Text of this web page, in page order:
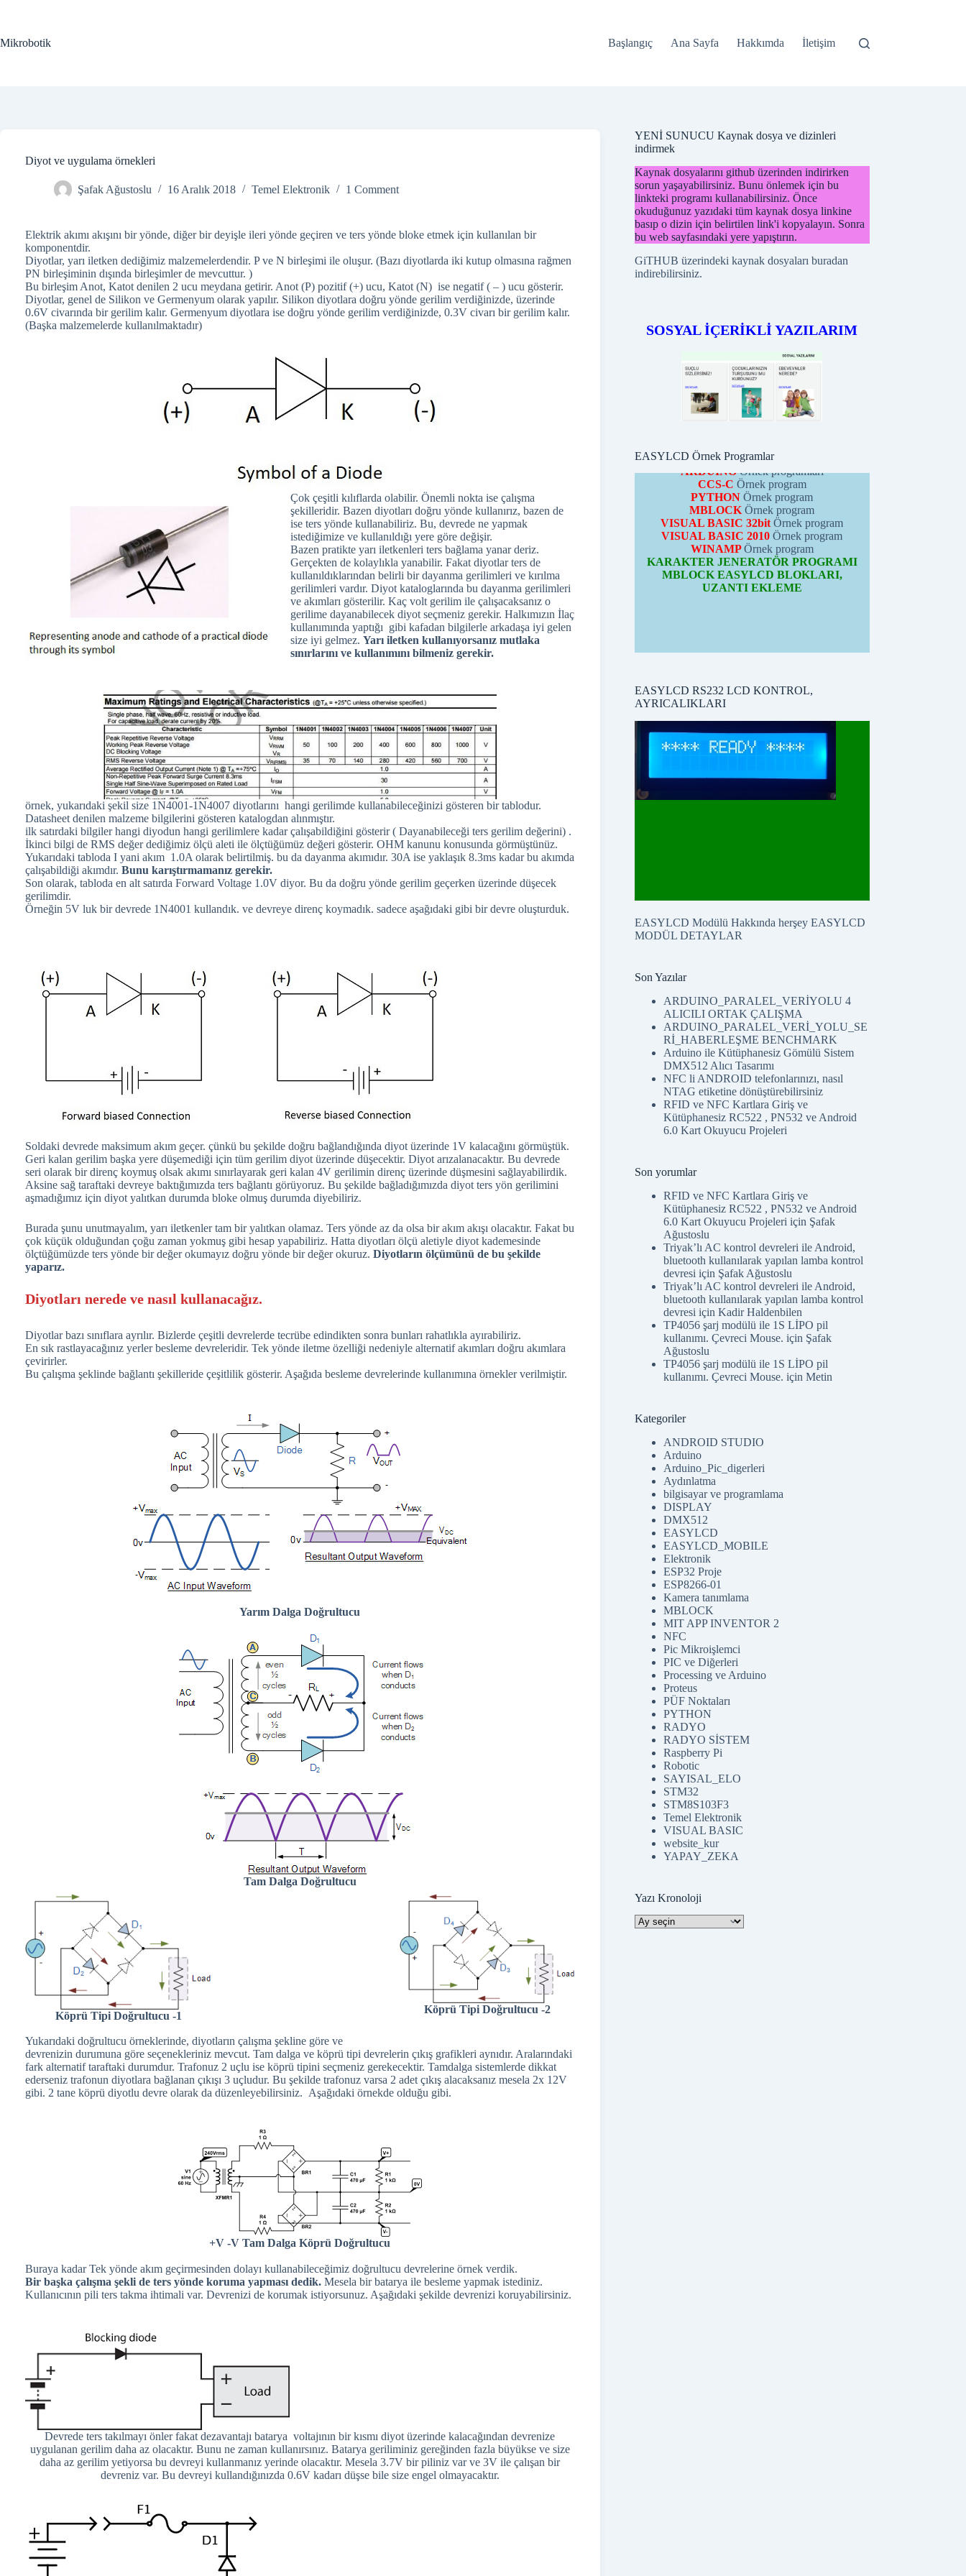
Mikrobotik
Başlangıç Ana Sayfa Hakkımda İletişim
Diyot ve uygulama örnekleri
Şafak Ağustoslu 16 Aralık 2018 Temel Elektronik 1 Comment
Elektrik akımı akışını bir yönde, diğer bir deyişle ileri yönde geçiren ve ters yönde bloke etmek için kullanılan bir
komponentdir.
Diyotlar, yarı iletken dediğimiz malzemelerdendir. P ve N birleşimi ile oluşur. (Bazı diyotlarda iki kutup olmasına rağmen
PN birleşiminin dışında birleşimler de mevcuttur. )
Bu birleşim Anot, Katot denilen 2 ucu meydana getirir. Anot (P) pozitif (+) ucu, Katot (N) ise negatif ( – ) ucu gösterir.
Diyotlar, genel de Silikon ve Germenyum olarak yapılır. Silikon diyotlara doğru yönde gerilim verdiğinizde, üzerinde
0.6V civarında bir gerilim kalır. Germenyum diyotlara ise doğru yönde gerilim verdiğinizde, 0.3V civarı bir gerilim kalır.
(Başka malzemelerde kullanılmaktadır)
Çok çeşitli kılıflarda olabilir. Önemli nokta ise çalışma
şekilleridir. Bazen diyotları doğru yönde kullanırız, bazen de
ise ters yönde kullanabiliriz. Bu, devrede ne yapmak
istediğimize ve kullanıldığı yere göre değişir.
Bazen pratikte yarı iletkenleri ters bağlama yanar deriz.
Gerçekten de kolaylıkla yanabilir. Fakat diyotlar ters de
kullanıldıklarından belirli bir dayanma gerilimleri ve kırılma
gerilimleri vardır. Diyot kataloglarında bu dayanma gerilimleri
ve akımları gösterilir. Kaç volt gerilim ile çalışacaksanız o
gerilime dayanabilecek diyot seçmeniz gerekir. Halkımızın İlaç
kullanımında yaptığı gibi kafadan bilgilerle arkadaşa iyi gelen
size iyi gelmez. Yarı iletken kullanıyorsanız mutlaka
sınırlarını ve kullanımını bilmeniz gerekir.
örnek, yukarıdaki şekil size 1N4001-1N4007 diyotlarını hangi gerilimde kullanabileceğinizi gösteren bir tablodur.
Datasheet denilen malzeme bilgilerini gösteren katalogdan alınmıştır.
ilk satırdaki bilgiler hangi diyodun hangi gerilimlere kadar çalışabildiğini gösterir ( Dayanabileceği ters gerilim değerini) .
İkinci bilgi de RMS değer dediğimiz ölçü aleti ile ölçtüğümüz değeri gösterir. OHM kanunu konusunda görmüştünüz.
Yukarıdaki tabloda I yani akım 1.0A olarak belirtilmiş. bu da dayanma akımıdır. 30A ise yaklaşık 8.3ms kadar bu akımda
çalışabildiği akımdır. Bunu karıştırmamanız gerekir.
Son olarak, tabloda en alt satırda Forward Voltage 1.0V diyor. Bu da doğru yönde gerilim geçerken üzerinde düşecek
gerilimdir.
Örneğin 5V luk bir devrede 1N4001 kullandık. ve devreye direnç koymadık. sadece aşağıdaki gibi bir devre oluşturduk.
Soldaki devrede maksimum akım geçer. çünkü bu şekilde doğru bağlandığında diyot üzerinde 1V kalacağını görmüştük.
Geri kalan gerilim başka yere düşemediği için tüm gerilim diyot üzerinde düşecektir. Diyot arızalanacaktır. Bu devrede
seri olarak bir direnç koymuş olsak akımı sınırlayarak geri kalan 4V gerilimin direnç üzerinde düşmesini sağlayabilirdik.
Aksine sağ taraftaki devreye baktığımızda ters bağlantı görüyoruz. Bu şekilde bağladığımızda diyot ters yön gerilimini
aşmadığımız için diyot yalıtkan durumda bloke olmuş durumda diyebiliriz.
Burada şunu unutmayalım, yarı iletkenler tam bir yalıtkan olamaz. Ters yönde az da olsa bir akım akışı olacaktır. Fakat bu
çok küçük olduğundan çoğu zaman yokmuş gibi hesap yapabiliriz. Hatta diyotları ölçü aletiyle diyot kademesinde
ölçtüğümüzde ters yönde bir değer okumayız doğru yönde bir değer okuruz. Diyotların ölçümünü de bu şekilde
yaparız.
Diyotları nerede ve nasıl kullanacağız.
Diyotlar bazı sınıflara ayrılır. Bizlerde çeşitli devrelerde tecrübe edindikten sonra bunları rahatlıkla ayırabiliriz.
En sık rastlayacağınız yerler besleme devreleridir. Tek yönde iletme özelliği nedeniyle alternatif akımları doğru akımlara
çevirirler.
Bu çalışma şeklinde bağlantı şekilleride çeşitlilik gösterir. Aşağıda besleme devrelerinde kullanımına örnekler verilmiştir.
Yarım Dalga Doğrultucu
Tam Dalga Doğrultucu
Köprü Tipi Doğrultucu -1
Köprü Tipi Doğrultucu -2
Yukarıdaki doğrultucu örneklerinde, diyotların çalışma şekline göre ve
devrenizin durumuna göre seçenekleriniz mevcut. Tam dalga ve köprü tipi devrelerin çıkış grafikleri aynıdır. Aralarındaki
fark alternatif taraftaki durumdur. Trafonuz 2 uçlu ise köprü tipini seçmeniz gerekecektir. Tamdalga sistemlerde dikkat
ederseniz trafonun diyotlara bağlanan çıkışı 3 uçludur. Bu şekilde trafonuz varsa 2 adet çıkış alacaksanız mesela 2x 12V
gibi. 2 tane köprü diyotlu devre olarak da düzenleyebilirsiniz. Aşağıdaki örnekde olduğu gibi.
+V -V Tam Dalga Köprü Doğrultucu
Buraya kadar Tek yönde akım geçirmesinden dolayı kullanabileceğimiz doğrultucu devrelerine örnek verdik.
Bir başka çalışma şekli de ters yönde koruma yapması dedik. Mesela bir batarya ile besleme yapmak istediniz.
Kullanıcının pili ters takma ihtimali var. Devrenizi de korumak istiyorsunuz. Aşağıdaki şekilde devrenizi koruyabilirsiniz.
Devrede ters takılmayı önler fakat dezavantajı batarya voltajının bir kısmı diyot üzerinde kalacağından devrenize
uygulanan gerilim daha az olacaktır. Bunu ne zaman kullanırsınız. Batarya geriliminiz gereğinden fazla büyükse ve size
daha az gerilim yetiyorsa bu devreyi kullanmanız yerinde olacaktır. Mesela 3.7V bir piliniz var ve 3V ile çalışan bir
devreniz var. Bu devreyi kullandığınızda 0.6V kadarı düşse bile size engel olmayacaktır.
YENİ SUNUCU Kaynak dosya ve dizinleri
indirmek
Kaynak dosyalarını github üzerinden indirirken
sorun yaşayabilirsiniz. Bunu önlemek için bu
linkteki programı kullanabilirsiniz. Önce
okuduğunuz yazıdaki tüm kaynak dosya linkine
basıp o dizin için belirtilen link'i kopyalayın. Sonra
bu web sayfasındaki yere yapıştırın.
GiTHUB üzerindeki kaynak dosyaları buradan
indirebilirsiniz.
SOSYAL İÇERİKLİ YAZILARIM
EASYLCD Örnek Programlar
EASYLCD MODÜLÜ
ÖRNEK PROGRAMLARI
PICBASIC
Örnek programları
PROTONBASICÖrnek program
CCS-C
PYTHONÖrnek program
MBLOCKÖrnek program
VISUAL BASIC 32bitÖrnek program
VISUAL BASIC 2010Örnek program
WINAMPÖrnek program
KARAKTER JENERATÖR PROGRAMI
MBLOCK EASYLCD BLOKLARI,
UZANTI EKLEME
EASYLCD RS232 LCD KONTROL,
AYRICALIKLARI
EASYLCD Modülü Hakkında herşeyEASYLCD
MODÜL DETAYLAR
Son Yazılar
ARDUINO_PARALEL_VERİYOLU 4
ALICILI ORTAK ÇALIŞMA
ARDUINO_PARALEL_VERİ_YOLU_SE
Rİ_HABERLEŞME BENCHMARK
Arduino ile Kütüphanesiz Gömülü Sistem
DMX512 Alıcı Tasarımı
NFC li ANDROID telefonlarınızı, nasıl
NTAG etiketine dönüştürebilirsiniz
RFID ve NFC Kartlara Giriş ve
Kütüphanesiz RC522 , PN532 ve Android
6.0 Kart Okuyucu Projeleri
Son yorumlar
RFID ve NFC Kartlara Giriş ve
Kütüphanesiz RC522 , PN532 ve Android
6.0 Kart Okuyucu Projeleri için Şafak
Ağustoslu
Triyak’lı AC kontrol devreleri ile Android,
bluetooth kullanılarak yapılan lamba kontrol
devresi için Şafak Ağustoslu
Triyak’lı AC kontrol devreleri ile Android,
bluetooth kullanılarak yapılan lamba kontrol
devresi içinKadir Haldenbilen
TP4056 şarj modülü ile 1S LİPO pil
kullanımı. Çevreci Mouse. için Şafak
Ağustoslu
TP4056 şarj modülü ile 1S LİPO pil
kullanımı. Çevreci Mouse. içinMetin
Kategoriler
ANDROID STUDIO
Arduino
Arduino_Pic_digerleri
Aydınlatma
bilgisayar ve programlama
DISPLAY
DMX512
EASYLCD
EASYLCD_MOBILE
Elektronik
ESP32 Proje
ESP8266-01
Kamera tanımlama
MBLOCK
MIT APP INVENTOR 2
NFC
Pic Mikroişlemci
PIC ve Diğerleri
Processing ve Arduino
Proteus
PÜF Noktaları
PYTHON
RADYO
RADYO SİSTEM
Raspberry Pi
Robotic
SAYISAL_ELO
STM32
STM8S103F3
Temel Elektronik
VISUAL BASIC
website_kur
YAPAY_ZEKA
Yazı Kronoloji
Yazı
Kronoloji